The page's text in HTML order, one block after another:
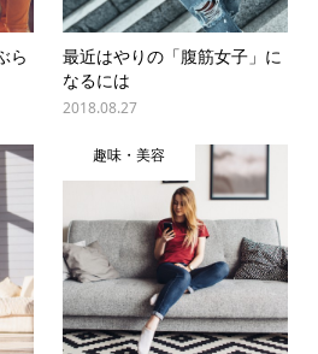
ら
最近はやりの「腹筋女子」に
なるには
2018.08.27
趣味・美容